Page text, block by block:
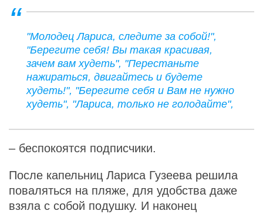
"Молодец Лариса, следите за собой!",
"Берегите себя! Вы такая красивая,
зачем вам худеть", "Перестаньте
нажираться, двигайтесь и будете
худеть!", "Берегите себя и Вам не нужно
худеть", "Лариса, только не голодайте",
– беспокоятся подписчики.
После капельниц Лариса Гузеева решила
поваляться на пляже, для удобства даже
взяла с собой подушку. И наконец